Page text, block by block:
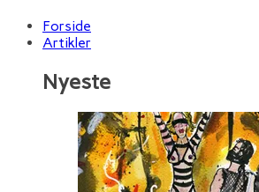
Forside
Artikler
Nyeste